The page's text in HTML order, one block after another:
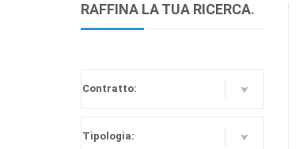
RAFFINA LA TUA RICERCA.